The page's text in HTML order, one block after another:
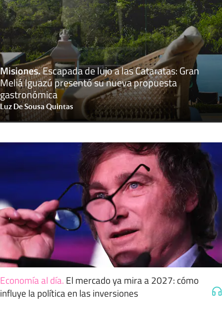
Misiones.Escapada de lujo a las Cataratas: Gran
Meliá Iguazú presentó su nueva propuesta
gastronómica
Luz De Sousa Quintas
Economía al día. El mercado ya mira a 2027: cómo
influye la política en las inversiones